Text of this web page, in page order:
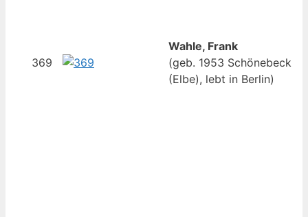
369
Wahle, Frank
(geb. 1953 Schönebeck
(Elbe), lebt in Berlin)